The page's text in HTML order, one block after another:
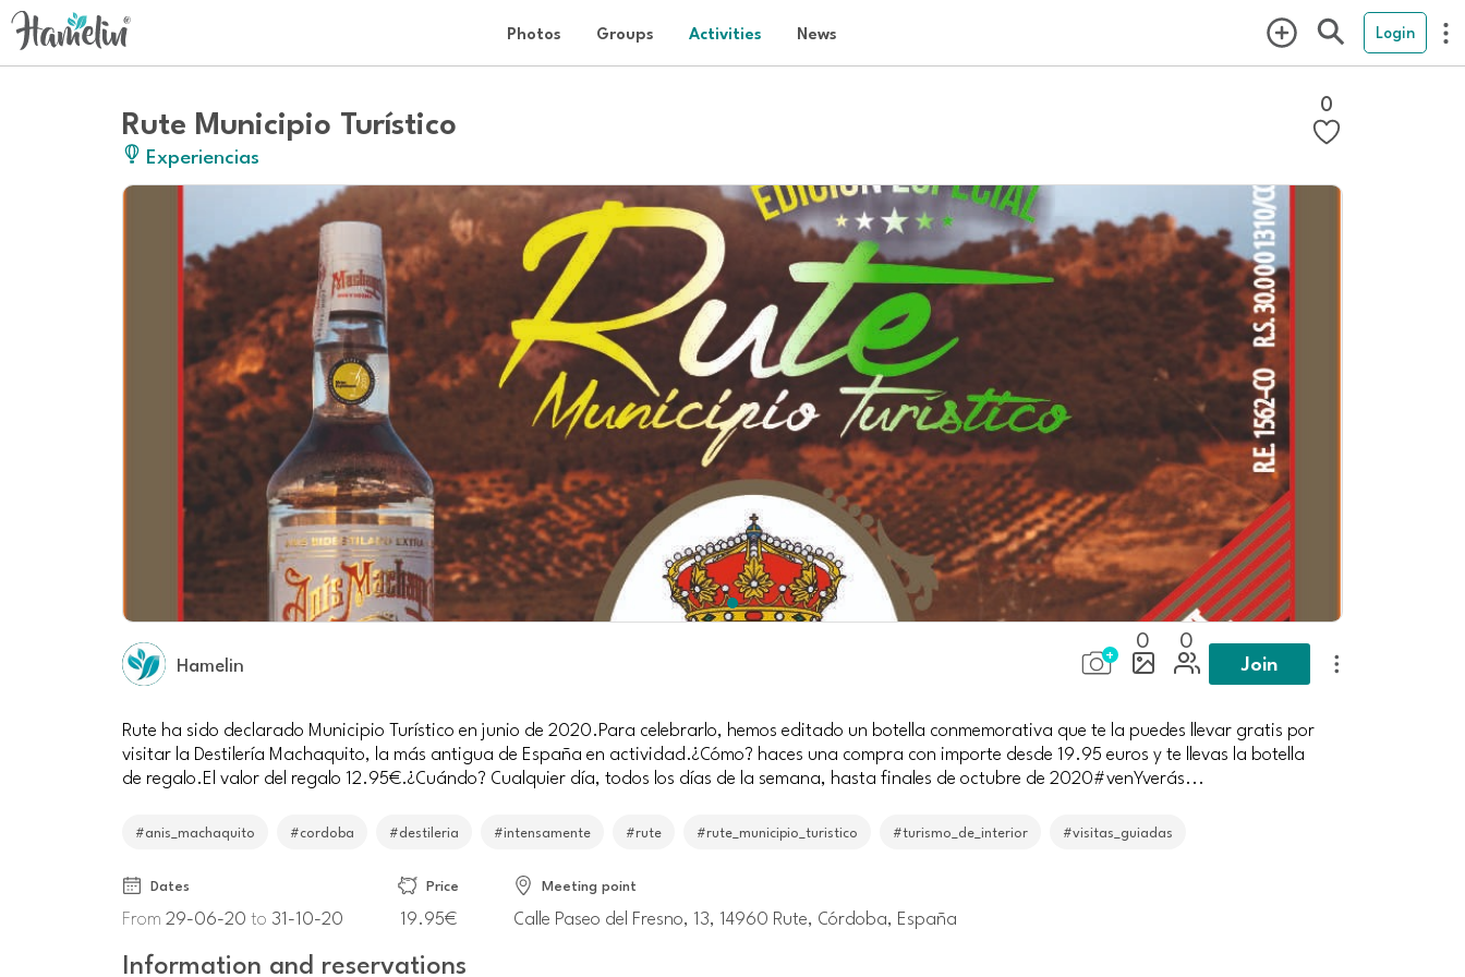
Photos Groups Activities News Login
Rute Municipio Turístico
Experiencias
0
Hamelin
0 0
Join
Rute ha sido declarado Municipio Turístico en junio de 2020.Para celebrarlo, hemos editado un botella conmemorativa que te la puedes llevar gratis por
visitar la Destilería Machaquito, la más antigua de España en actividad.¿Cómo? haces una compra con importe desde 19.95 euros y te llevas la botella
de regalo.El valor del regalo 12.95€.¿Cuándo? Cualquier día, todos los días de la semana, hasta finales de octubre de 2020#venYverás...
#anis_machaquito #cordoba #destileria #intensamente #rute #rute_municipio_turistico #turismo_de_interior #visitas_guiadas
Dates
From29-06-20to 31-10-20
Price
19.95€
Meeting point
Calle Paseo del Fresno, 13, 14960 Rute, Córdoba, España
Information and reservations